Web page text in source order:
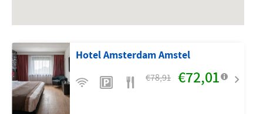
Hotel Amsterdam Amstel
€78,91 €72,01